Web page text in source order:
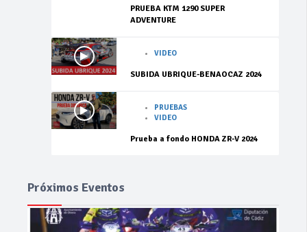
PRUEBA KTM 1290 SUPER
ADVENTURE
VIDEO
SUBIDA UBRIQUE-BENAOCAZ 2024
PRUEBAS
VIDEO
Prueba a fondo HONDA ZR-V 2024
Próximos Eventos